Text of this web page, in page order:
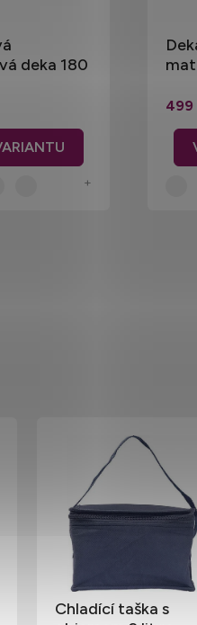
deka 180
+
499
Chladící taška s